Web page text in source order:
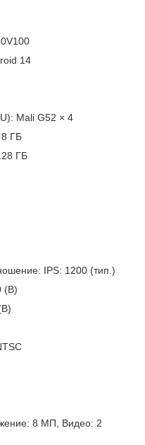
14
Mali G52 × 4
8 ГБ
ГБ
IPS: 1200 (тип.)
(В)
8 МП, Видео: 2